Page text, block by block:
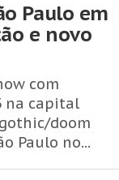
Paulo em
e novo
com
na capital
doom
Paulo no...